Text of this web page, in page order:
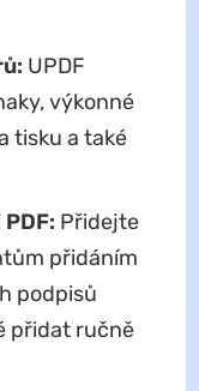
UPDF
výkonné
tisku a také
Přidejte
přidáním
podpisů
přidat ručně